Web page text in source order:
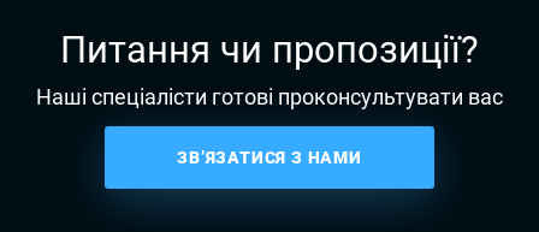
Питання чи пропозиції?
Наші спеціалісти готові проконсультувати вас
ЗВ’ЯЗАТИСЯ З НАМИ